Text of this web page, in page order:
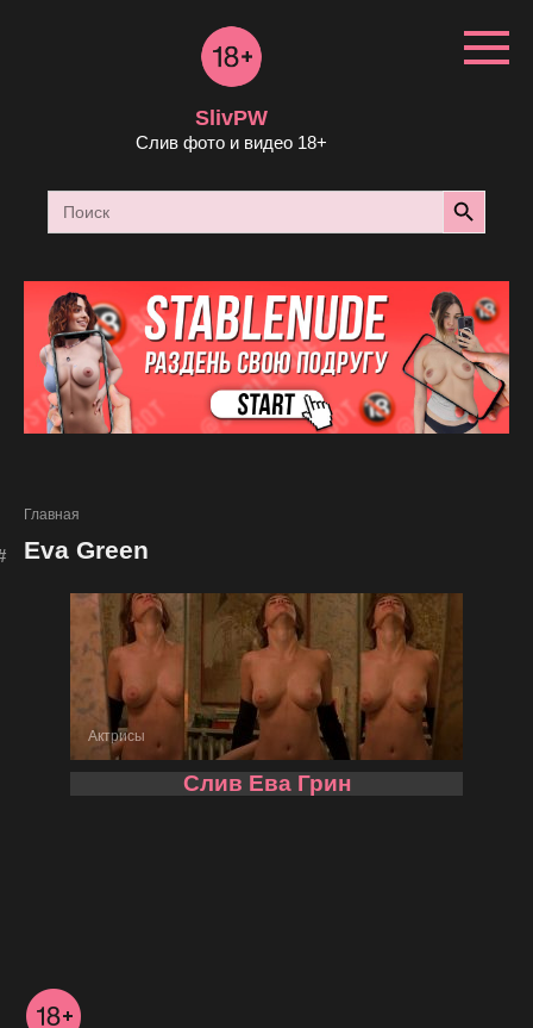
SlivPW
Слив фото и видео 18+
Search
for:
Search Button
Главная
Eva Green
Актрисы
Слив Ева Грин